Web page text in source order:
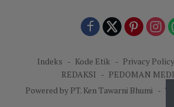
Indeks Kode Etik Privacy Policy
REDAKSI
PEDOMAN
Powered by PT. Ken Tawarni Bhumi -